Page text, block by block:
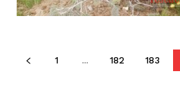
1 ... 182 183